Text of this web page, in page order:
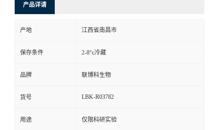
产品详请
产地 江西省南昌市
保存条件 2-8°c冷藏
品牌 联博科生物
货号 LBK-R03782
用途 仅限科研实验